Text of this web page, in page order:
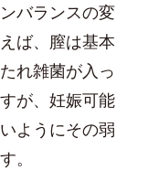
バランスの変
ば、膣は基本
れ雑菌が入っ
が、妊娠可能
ようにその弱
。